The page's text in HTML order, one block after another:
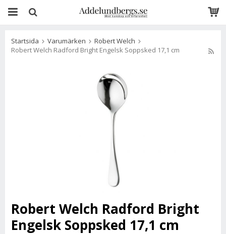
Startsida Varumärken
Robert Welch
Robert Welch Radford Bright Engelsk Soppsked 17,1 cm
Robert Welch Radford Bright
Engelsk Soppsked 17,1 cm